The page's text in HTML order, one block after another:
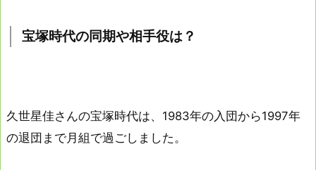
宝塚時代の同期や相手役は？
久世星佳さんの宝塚時代は、1983年の入団から1997年
の退団まで月組で過ごしました。